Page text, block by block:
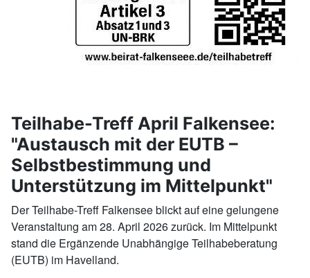
Teilhabe-Treff April Falkensee:
"Austausch mit der EUTB –
Selbstbestimmung und
Unterstützung im Mittelpunkt"
Der Teilhabe-Treff Falkensee blickt auf eine gelungene
Veranstaltung am 28. April 2026 zurück. Im Mittelpunkt
stand die Ergänzende Unabhängige Teilhabeberatung
(EUTB) im Havelland.